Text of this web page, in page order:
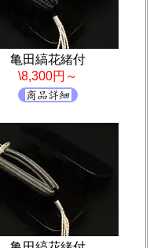
亀田縞花緒付
\8,300円～